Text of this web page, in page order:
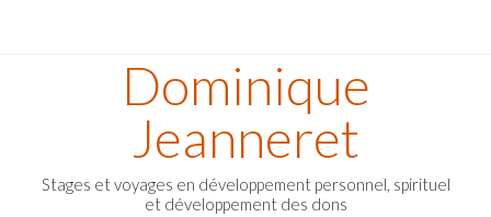
Dominique
Jeanneret
Stages et voyages en développement personnel, spirituel
et développement des dons